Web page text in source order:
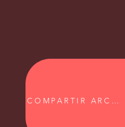
COMPARTIR ARCHIVOS